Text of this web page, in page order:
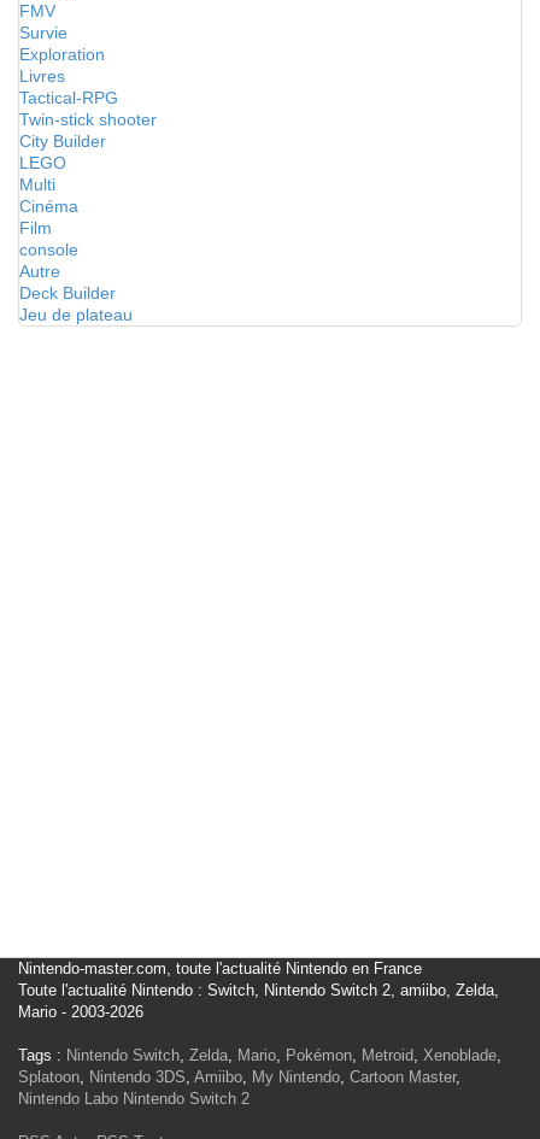
FMV
Survie
Exploration
Livres
Tactical-RPG
Twin-stick shooter
City Builder
LEGO
Multi
Cinéma
Film
console
Autre
Deck Builder
Jeu de plateau
Nintendo-master.com, toute l'actualité Nintendo en France
Toute l'actualité Nintendo : Switch, Nintendo Switch 2, amiibo, Zelda,
Mario - 2003-2026
Tags : Nintendo Switch, Zelda, Mario, Pokémon, Metroid, Xenoblade,
Splatoon, Nintendo 3DS, Amiibo, My Nintendo, Cartoon Master,
Nintendo Labo Nintendo Switch 2